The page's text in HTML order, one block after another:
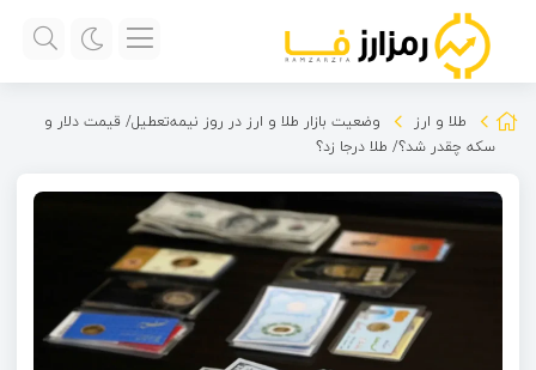
طلا و ارز
وضعیت بازار طلا و ارز در روز نیمه‌تعطیل/ قیمت دلار و
سکه چقدر شد؟/ طلا درجا زد؟